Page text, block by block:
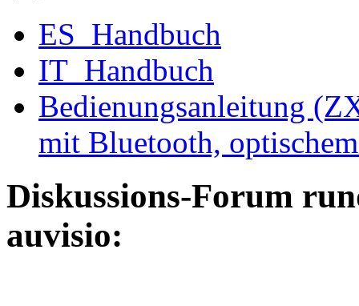
ES_Handbuch
IT_Handbuch
Bedienungsanleitung
mit Bluetooth,
Diskussions-Forum
auvisio: